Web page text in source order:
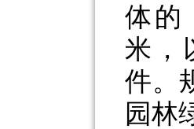
体的
米，
件。
园林